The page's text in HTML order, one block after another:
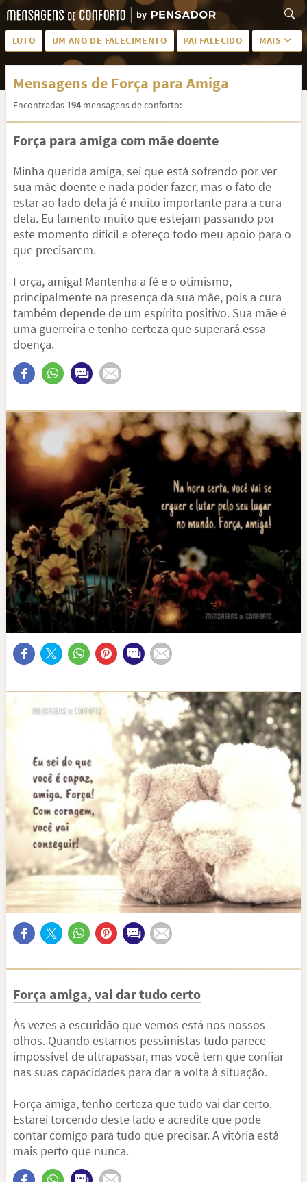
LUTO UM ANO DE FALECIMENTO PAI FALECIDO MAIS
LUTO PARA AMIGA PALAVRAS
SAUDADES DA MÃE PÊSAMES
MEUS SENTIMENTOS PÊSAMES PARA AMIGO
FRASES DE LUTO PARA AMIGO FIM DE NAMORO
TODAS AS CATEGORIAS
Mensagens de Força para Amiga
Encontradas 194 mensagens de conforto:
Força para amiga com mãe doente
Minha querida amiga, sei que está sofrendo por ver
sua mãe doente e nada poder fazer, mas o fato de
estar ao lado dela já é muito importante para a cura
dela. Eu lamento muito que estejam passando por
este momento difícil e ofereço todo meu apoio para o
que precisarem.
Força, amiga! Mantenha a fé e o otimismo,
principalmente na presença da sua mãe, pois a cura
também depende de um espírito positivo. Sua mãe é
uma guerreira e tenho certeza que superará essa
doença.
Força amiga, vai dar tudo certo
Às vezes a escuridão que vemos está nos nossos
olhos. Quando estamos pessimistas tudo parece
impossível de ultrapassar, mas você tem que confiar
nas suas capacidades para dar a volta à situação.
Força amiga, tenho certeza que tudo vai dar certo.
Estarei torcendo deste lado e acredite que pode
contar comigo para tudo que precisar. A vitória está
mais perto que nunca.